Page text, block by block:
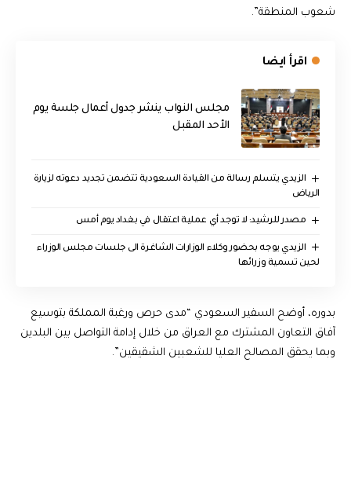
شعوب المنطقة”.
اقرأ ايضا
مجلس النواب ينشر جدول أعمال جلسة يوم
الأحد المقبل
الزيدي يتسلم رسالة من القيادة السعودية تتضمن تجديد دعوته لزيارة
الرياض
مصدر للرشيد: لا توجد أي عملية اعتقال في بغداد يوم أمس
الزيدي يوجه بحضور وكلاء الوزارات الشاغرة الى جلسات مجلس الوزراء
لحين تسمية وزرائها
بدوره، أوضح السفير السعودي “مدى حرص ورغبة المملكة بتوسيع
آفاق التعاون المشترك مع العراق من خلال إدامة التواصل بين البلدين
وبما يحقق المصالح العليا للشعبين الشقيقين”.